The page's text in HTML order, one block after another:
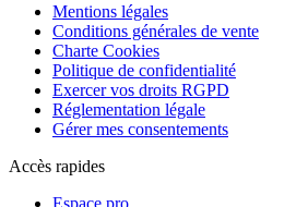
Mentions légales
Conditions générales de vente
Charte Cookies
Politique de confidentialité
Exercer vos droits RGPD
Réglementation légale
Gérer mes consentements
Accès rapides
Espace pro